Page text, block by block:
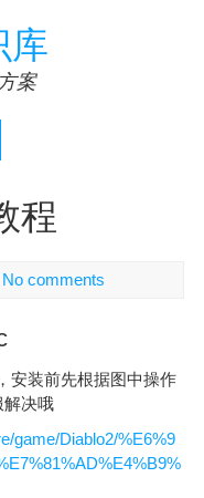
库
案
程
No comments
安装前先根据图中操作
解决哦
game/Diablo2/%E6%9